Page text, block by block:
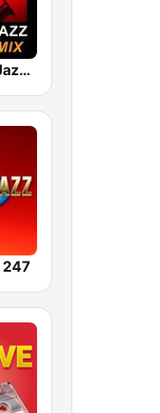
101 Smooth Jazz Mellow Mix
247